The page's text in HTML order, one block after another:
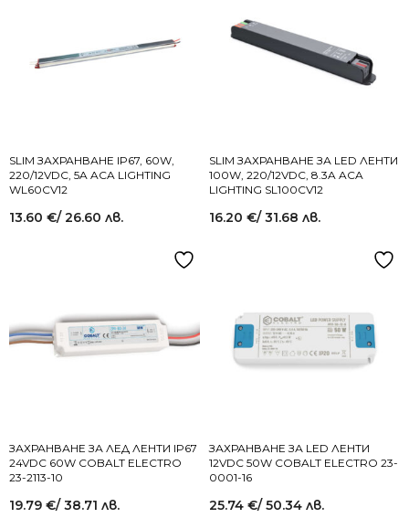
SLIM ЗАХРАНВАНЕ IP67, 60W,
220/12VDC, 5A ACA LIGHTING
WL60CV12
13.60 €/ 26.60 лв.
SLIM ЗАХРАНВАНЕ ЗА LED ЛЕНТИ
100W, 220/12VDC, 8.3A ACA
LIGHTING SL100CV12
16.20 €/ 31.68 лв.
ЗАХРАНВАНЕ ЗА ЛЕД ЛЕНТИ IP67
24VDC 60W COBALT ELECTRO
23-2113-10
19.79 €/ 38.71 лв.
ЗАХРАНВАНЕ ЗА LED ЛЕНТИ
12VDC 50W COBALT ELECTRO 23-
0001-16
25.74 €/ 50.34 лв.